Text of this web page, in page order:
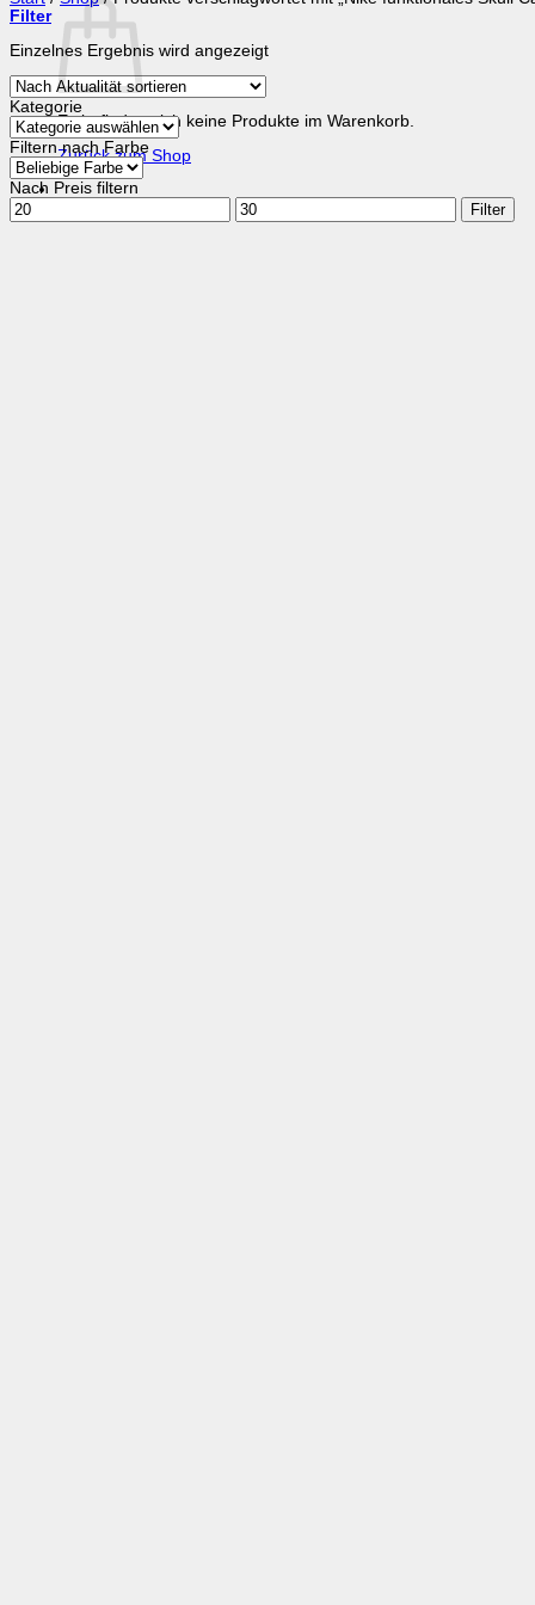
Es befinden sich keine Produkte im Warenkorb.
Zurück zum Shop
Filter
Einzelnes Ergebnis wird angezeigt
Kategorie
Filtern nach Farbe
Nach Preis filtern
Min.
Preis
Max.
Preis
Filter